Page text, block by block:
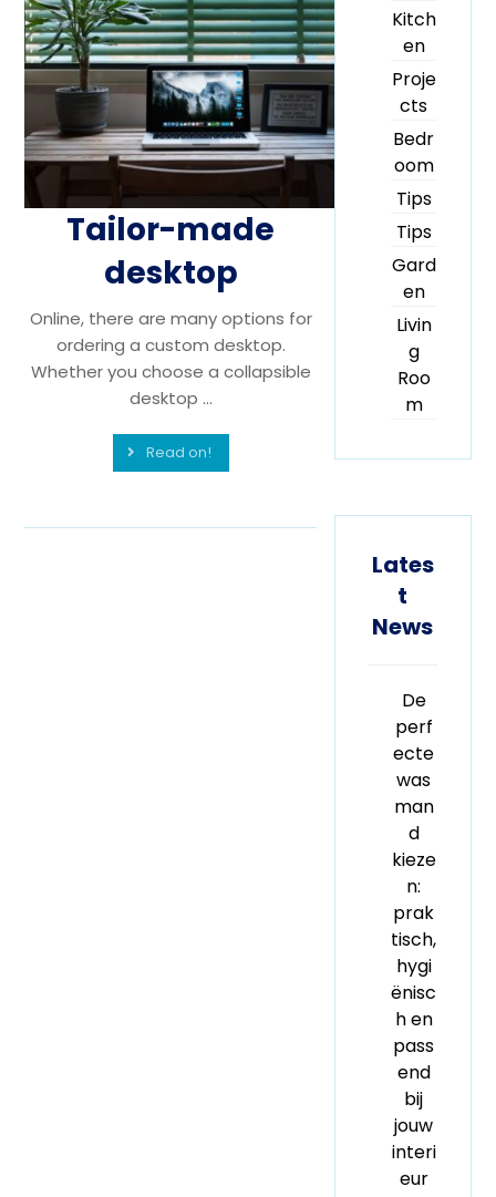
Tailor-made
desktop
Online, there are many options for
ordering a custom desktop.
Whether you choose a collapsible
desktop ...
Read on!
Kitch
en
Proje
cts
Bedr
oom
Tips
Tips
Gard
en
Livin
g
Roo
m
Lates
t
News
De
perf
ecte
was
man
d
kieze
n:
prak
tisch,
hygi
ënisc
h en
pass
end
bij
jouw
interi
eur